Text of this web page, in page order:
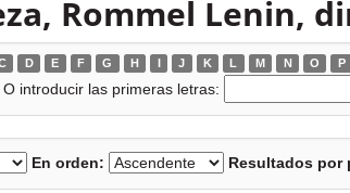
Rommel Lenin,
D E F G H I J K L M N O P
O introducir las primeras letras:
En orden: Resultados por